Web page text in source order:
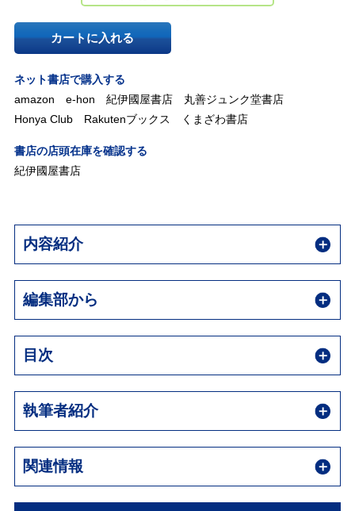
カートに入れる
ネット書店で購入する
amazon
e-hon 紀伊國屋書店
丸善ジュンク堂書店
Honya Club
Rakutenブックス くまざわ書店
書店の店頭在庫を確認する
紀伊國屋書店
内容紹介
編集部から
目次
執筆者紹介
関連情報